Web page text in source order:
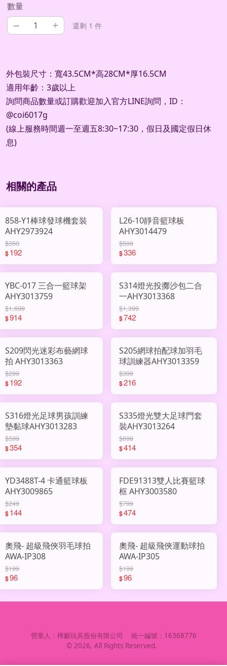
數量
– + 還剩 1 件
外包裝尺寸：寬43.5CM*高28CM*厚16.5CM
適用年齡：3歲以上
詢問商品數量或訂購歡迎加入官方LINE詢問， ID ：
@coi6017g
(線上服務時間週一至週五8:30~17:30 ，假日及國定假日休
息)
相關的產品
858-Y1棒球發球機套裝
AHY2973924
$350
$192
L26-10靜音籃球板
AHY3014479
$599
$336
YBC-017 三合一籃球架
AHY3013759
$1,699
$914
S314燈光投擲沙包二合
一AHY3013368
$1,399
$742
S209閃光迷彩布藝網球
拍 AHY3013363
$299
$192
S205網球拍配球加羽毛
球訓練器AHY3013359
$399
$216
S316燈光足球男孩訓練
墊黏球AHY3013283
$599
$354
S335燈光雙大足球門套
裝AHY3013264
$699
$414
YD3488T-4 卡通籃球板
AHY3009865
$249
$144
FDE91313雙人比賽籃球
框 AHY3003580
$799
$474
奧飛- 超級飛俠羽毛球拍
AWA-IP308
$199
$96
奧飛- 超級飛俠運動球拍
AWA-IP305
$199
$96
營業人： 樺麒玩具股份有限公司 統一編號： 16368776
© 2026, All Rights Reserved.